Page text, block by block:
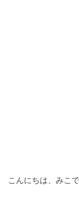
こんにちは、みこで